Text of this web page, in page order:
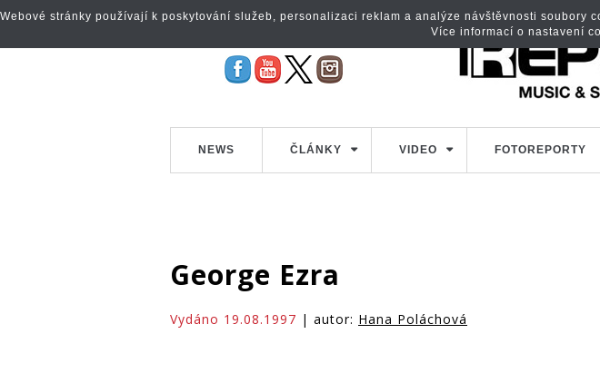
NEWS ČLÁNKY VIDEO FOTOREPORTY
George Ezra
Vydáno 19.08.1997 | autor: Hana Poláchová
Webové stránky používají k poskytování služeb, personalizaci reklam a analýze návštěvnosti
Více informací o nastavení